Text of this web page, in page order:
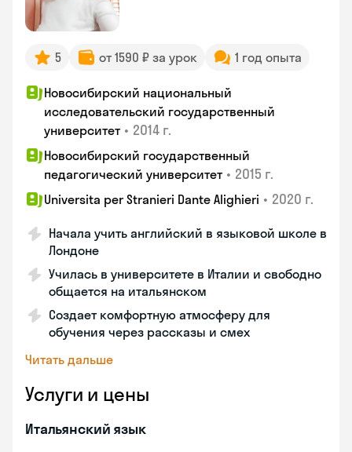
5 от 1590 ₽ за урок 1 год опыта
Новосибирский национальный
исследовательский государственный
университет • 2014 г.
Новосибирский государственный
педагогический университет • 2015 г.
Universita per Stranieri Dante Alighieri • 2020 г.
Начала учить английский в языковой школе в
Лондоне
Училась в университете в Италии и свободно
общается на итальянском
Создает комфортную атмосферу для
обучения через рассказы и смех
Читать дальше
Услуги и цены
Итальянский язык